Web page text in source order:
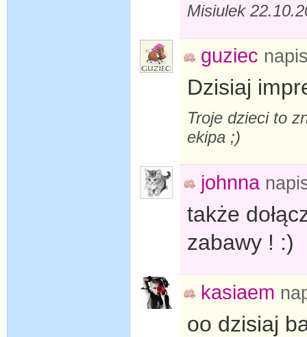
Misiulek
guziec
Dzisiaj
Troje dzieci to
ekipa ;)
johnna
także
zabawy ! :)
kasiaem
oo dzisiaj